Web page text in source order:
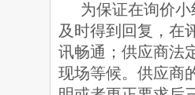
为保证在询价
及时得到回复，在
讯畅通；供应商法
现场等候。供应商